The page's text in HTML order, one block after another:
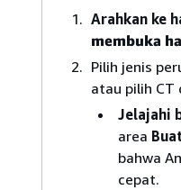
Arahkan ke
membuka
Pilih jenis
atau pilih CT
Jelajahi
area
bahwa
cepat.